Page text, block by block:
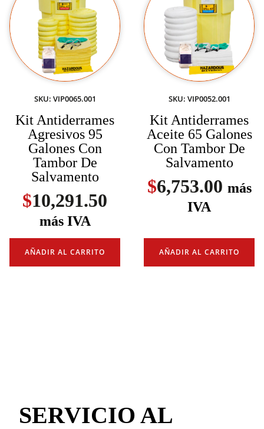
SKU: VIP0065.001
Kit Antiderrames
Agresivos 95
Galones Con
Tambor De
Salvamento
$10,291.50
más IVA
AÑADIR AL CARRITO
SKU: VIP0052.001
Kit Antiderrames
Aceite 65 Galones
Con Tambor De
Salvamento
$6,753.00 más
IVA
AÑADIR AL CARRITO
SERVICIO AL